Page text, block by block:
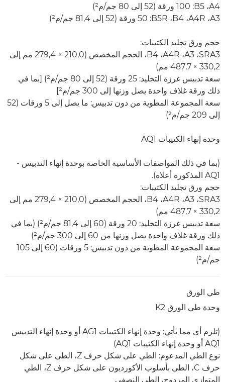
A4‏، B5‏: 100 ورقة (52 إلى 80 جم/م²)
A3‏، A4R‏، B4‏، B5R‏: 50 ورقة (52 إلى 81,4 جم/م²)
حجم ورق تجليد الكتيبات:
SRA3، ‏A3‏، A4R، ‏B4، الحجم المخصص (210,0 × 279,4 مم إلى
330,2 × 487,7 مم)
سعة تدبيس غرزة التجليد: 25 ورقة (52 إلى 80 جم/م²) [بما في
ذلك ورقة غلاف واحدة يصل وزنها إلى 300 جم/م²]
سعة المجموعة المطوية من دون تدبيس: ما يصل إلى 5 ورقات (52
إلى 209 جم/م²)
وحدة إنهاء الكتيبات AQ1
(بما في ذلك المواصفات الأساسية الخاصة بوحدة إنهاء التدبيس -
AQ1 المذكورة أعلاه).
حجم ورق تجليد الكتيبات:
SRA3، ‏A3‏، A4R، ‏B4، الحجم المخصص (210,0 × 279,4 مم إلى
330,2 × 487,7 مم)
سعة تدبيس غرزة التجليد: 20 ورقة (60 إلى 81,4 جم/م²) (بما في
ذلك ورقة غلاف واحدة يصل وزنها من 60 إلى 300 جم/م²)
سعة المجموعة المطوية من دون تدبيس: 5 ورقات (60 إلى 105
جم/م²)
طي الورق
وحدة طي الورق K2
(تلزم أي مما يأتي: وحدة إنهاء الكتيبات AG1 أو وحدة إنهاء التدبيس
AQ1 أو وحدة إنهاء الكتيبات AQ1)
نوع الطي المدعوم: الطي على شكل حرف Z، الطي على شكل
حرف C، الطي بأسلوب الأكورديون على شكل حرف Z، الطي
المتوازي المزدوج، الطي النصفي